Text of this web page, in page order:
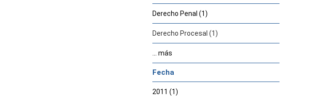
Derecho Penal (1)
Derecho Procesal (1)
... más
Fecha
2011 (1)